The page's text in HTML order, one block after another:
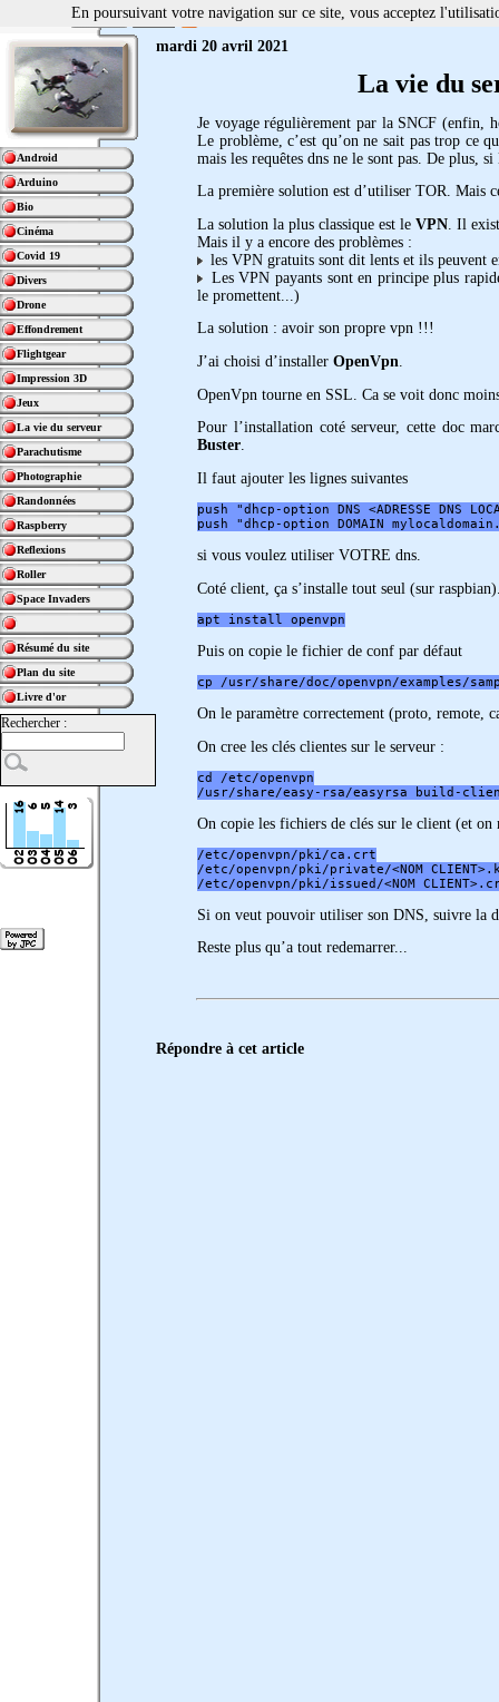
Android
Arduino
Bio
Cinéma
Covid 19
Divers
Drone
Effondrement
Flightgear
Impression 3D
Jeux
La vie du serveur
Parachutisme
Photographie
Randonnées
Raspberry
Reflexions
Roller
Space Invaders
Résumé du site
Plan du site
Livre d'or
Rechercher :
mardi 20 avril 2021
La vie du
Je voyage régulièrement par la SNCF (enfin,
Le problème, c’est qu’on ne sait pas trop ce
mais les requêtes dns ne le sont pas. De plus,
La première solution est d’utiliser TOR. Mais
La solution la plus classique est leVPN . Il
Mais il y a encore des problèmes :
les VPN gratuits sont dit lents et ils peuvent
Les VPN payants sont en principe plus
le promettent...)
La solution : avoir son propre vpn !!!
J’ai choisi d’installerOpenVpn
OpenVpn tourne en SSL. Ca se voit donc
Pour l’installation coté serveur, cette doc
Buster.
Il faut ajouter les lignes suivantes
push "dhcp-option DNS <ADRESSE DNS
push "dhcp-option DOMAIN
si vous voulez utiliser VOTRE dns.
Coté client, ça s’installe tout seul (sur
apt install openvpn
Puis on copie le fichier de conf par défaut
cp /usr/share/doc/openvpn/examples/
On le paramètre correctement (proto, remote,
On cree les clés clientes sur le serveur :
cd /etc/openvpn
/usr/share/easy-rsa/easyrsa build-
On copie les fichiers de clés sur le client (et
/etc/openvpn/pki/ca.crt
/etc/openvpn/pki/private/<NOM
/etc/openvpn/pki/issued/<NOM
Si on veut pouvoir utiliser son DNS, suivre la
Reste plus qu’a tout redemarrer...
Répondre à cet article
En poursuivant votre navigation sur ce site, vous acceptez